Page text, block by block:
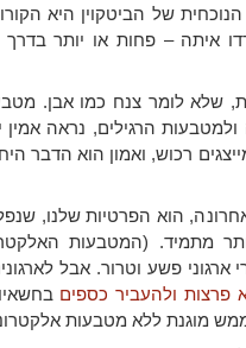
של הביטקוין היא
איתה – פחות או יותר בדרך
שלא לומר צנח כמו אבן.
ולמטבעות הרגילים, נראה
רכוש, ואמון הוא הדבר
הוא הפרטיות שלנו,
מתמיד. (המטבעות
ארגוני פשע וטרור. אבל
פרצות ולהעביר כספים
מוגנת ללא מטבעות